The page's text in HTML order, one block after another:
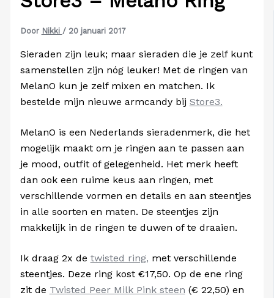
Door Nikki / 20 januari 2017
Sieraden zijn leuk; maar sieraden die je zelf kunt
samenstellen zijn nóg leuker! Met de ringen van
MelanO kun je zelf mixen en matchen. Ik
bestelde mijn nieuwe armcandy bij Store3.
MelanO is een Nederlands sieradenmerk, die het
mogelijk maakt om je ringen aan te passen aan
je mood, outfit of gelegenheid. Het merk heeft
dan ook een ruime keus aan ringen, met
verschillende vormen en details en aan steentjes
in alle soorten en maten. De steentjes zijn
makkelijk in de ringen te duwen of te draaien.
Ik draag 2x de twisted ring, met verschillende
steentjes. Deze ring kost €17,50. Op de ene ring
zit de Twisted Peer Milk Pink steen (€ 22,50) en